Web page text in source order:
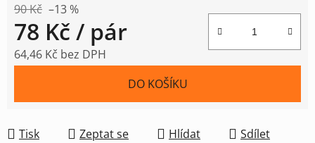
90 Kč –13 %
78 Kč / pár
64,46 Kč bez DPH
DO KOŠÍKU
Tisk Zeptat se Hlídat Sdílet